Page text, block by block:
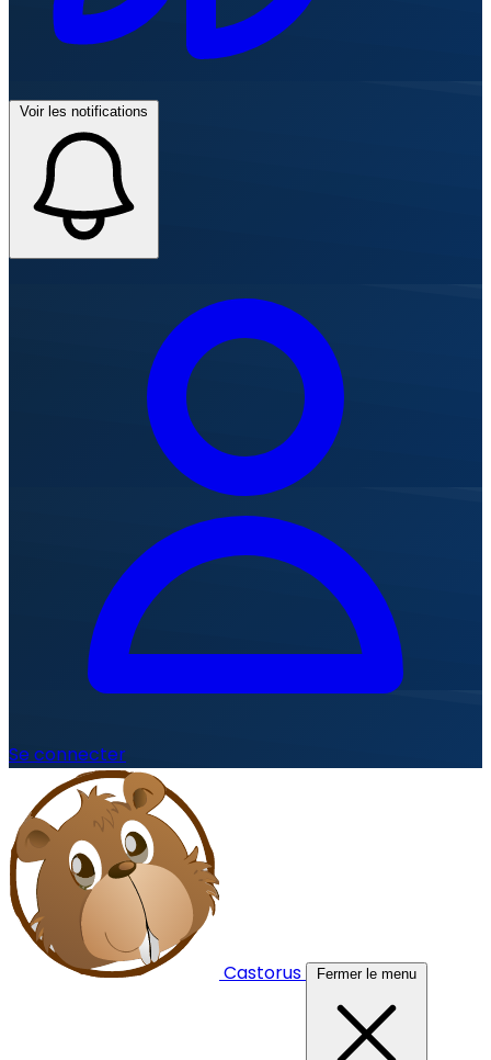
Voir les notifications
Se connecter
Castorus Fermer le menu